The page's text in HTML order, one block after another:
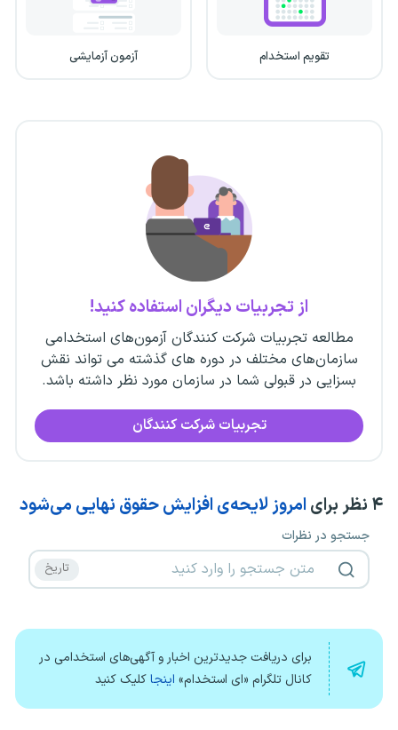
تقویم استخدام آزمون آزمایشی
از تجربیات دیگران استفاده کنید!
مطالعه تجربیات شرکت کنندگان آزمون‌های استخدامی
سازمان‌های مختلف در دوره های گذشته می تواند نقش
بسزایی در قبولی شما در سازمان مورد نظر داشته باشد.
تجربیات شرکت کنندگان
۴ نظر برای امروز لایحه‌ی افزایش حقوق نهایی می‌شود
جستجو در نظرات
برای دریافت جدیدترین اخبار و آگهی‌های استخدامی در
کانال تلگرام «ای استخدام» اینجاکلیک کنید